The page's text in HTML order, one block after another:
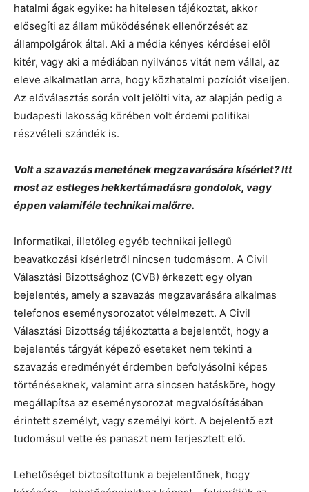
hatalmi ágak egyike: ha hitelesen tájékoztat, akkor
elősegíti az állam működésének ellenőrzését az
állampolgárok által. Aki a média kényes kérdései elől
kitér, vagy aki a médiában nyilvános vitát nem vállal, az
eleve alkalmatlan arra, hogy közhatalmi pozíciót viseljen.
Az előválasztás során volt jelölti vita, az alapján pedig a
budapesti lakosság körében volt érdemi politikai
részvételi szándék is.
Volt a szavazás menetének megzavarására kísérlet? Itt
most az estleges hekkertámadásra gondolok, vagy
éppen valamiféle technikai malőrre.
Informatikai, illetőleg egyéb technikai jellegű
beavatkozási kísérletről nincsen tudomásom. A Civil
Választási Bizottsághoz (CVB) érkezett egy olyan
bejelentés, amely a szavazás megzavarására alkalmas
telefonos eseménysorozatot vélelmezett. A Civil
Választási Bizottság tájékoztatta a bejelentőt, hogy a
bejelentés tárgyát képező eseteket nem tekinti a
szavazás eredményét érdemben befolyásolni képes
történéseknek, valamint arra sincsen hatásköre, hogy
megállapítsa az eseménysorozat megvalósításában
érintett személyt, vagy személyi kört. A bejelentő ezt
tudomásul vette és panaszt nem terjesztett elő.
Lehetőséget biztosítottunk a bejelentőnek, hogy